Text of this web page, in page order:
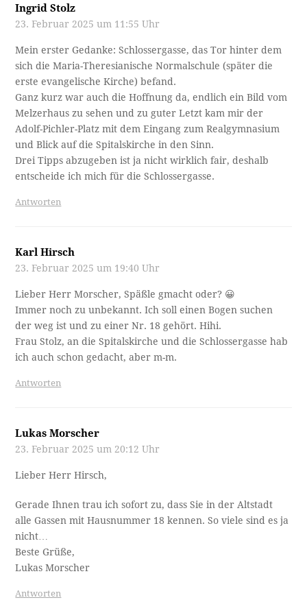
Ingrid Stolz
23. Februar 2025 um 11:55 Uhr
Mein erster Gedanke: Schlossergasse, das Tor hinter dem
sich die Maria-Theresianische Normalschule (später die
erste evangelische Kirche) befand.
Ganz kurz war auch die Hoffnung da, endlich ein Bild vom
Melzerhaus zu sehen und zu guter Letzt kam mir der
Adolf-Pichler-Platz mit dem Eingang zum Realgymnasium
und Blick auf die Spitalskirche in den Sinn.
Drei Tipps abzugeben ist ja nicht wirklich fair, deshalb
entscheide ich mich für die Schlossergasse.
Antworten
Karl Hirsch
23. Februar 2025 um 19:40 Uhr
Lieber Herr Morscher, Späßle gmacht oder? 😀
Immer noch zu unbekannt. Ich soll einen Bogen suchen
der weg ist und zu einer Nr. 18 gehört. Hihi.
Frau Stolz, an die Spitalskirche und die Schlossergasse hab
ich auch schon gedacht, aber m-m.
Antworten
Lukas Morscher
23. Februar 2025 um 20:12 Uhr
Lieber Herr Hirsch,
Gerade Ihnen trau ich sofort zu, dass Sie in der Altstadt
alle Gassen mit Hausnummer 18 kennen. So viele sind es ja
nicht…
Beste Grüße,
Lukas Morscher
Antworten